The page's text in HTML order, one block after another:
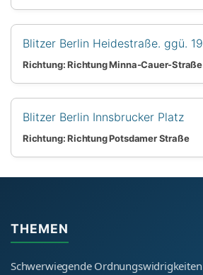
Blitzer Berlin Heidestraße. ggü. 19
Richtung: Richtung Minna-Cauer-Straße
Blitzer Berlin Innsbrucker Platz
Richtung: Richtung Potsdamer Straße
THEMEN
Schwerwiegende Ordnungswidrigkeiten